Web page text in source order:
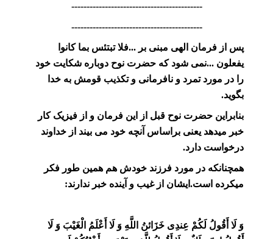
-------------------------------------------
-------------------------------------------
پس از فرمان الهی مبنی بر ...فلا تبتئس بما کانوا
یفعلون ...نمی شود که حضرت نوح دوباره شکایت خود
را در مورد تمرد و نافرمانی و تکذیب قومش به خدا
بگوید.
بنابراین حضرت نوح قبل از این فرمان و از فیزیک کار
خبر میدهد یعنی براساس آنچه خود می بیند از خداوند
درخواست دارد.
همچنانکه در مورد فرزند خودش هم همین طور فکر
میکرده است.ایشان از غیب و آینده خبر ندارند:
وَ لَا أَقُولُ لَكُمْ عِندِى خَزَائنُ اللَّهِ وَ لَا أَعْلَمُ الْغَيْبَ وَ لَا